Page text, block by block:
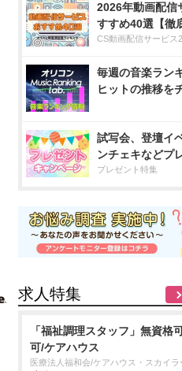
2026年動画配信
すすめ40選【徹
CS動画配信サービス
毎週の音楽ラン
ヒットの推移を
試写会、登壇イ
ンチェキなどプ
プレゼント特集
求人特集
「福祉調理スタッフ」無資格
可/ケアハウス
医療法人福和会/ケアハウス・スカイラ